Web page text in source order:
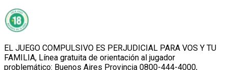
EL JUEGO COMPULSIVO ES PERJUDICIAL PARA VOS Y TU
FAMILIA, Línea gratuita de orientación al jugador
problemático: Buenos Aires Provincia 0800-444-4000,